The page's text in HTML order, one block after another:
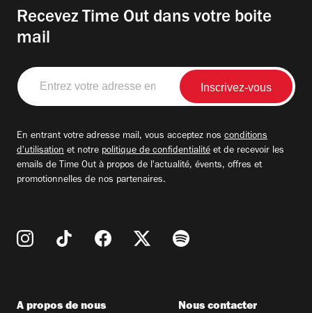
Recevez Time Out dans votre boite
mail
Entrez
votre
adresse
En entrant votre adresse mail, vous acceptez nos conditions
d'utilisation et notre politique de confidentialité et de recevoir les
emails de Time Out à propos de l'actualité, évents, offres et
promotionnelles de nos partenaires.
A propos de nous Nous contacter